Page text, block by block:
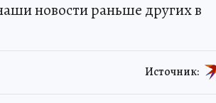
новости раньше других в
Источник: